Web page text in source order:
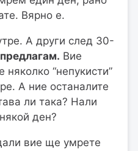
Вярно е.
А други след 30-
Вие
“непукисти”
А ние останалите
ли така? Нали
ден?
вие ще умрете